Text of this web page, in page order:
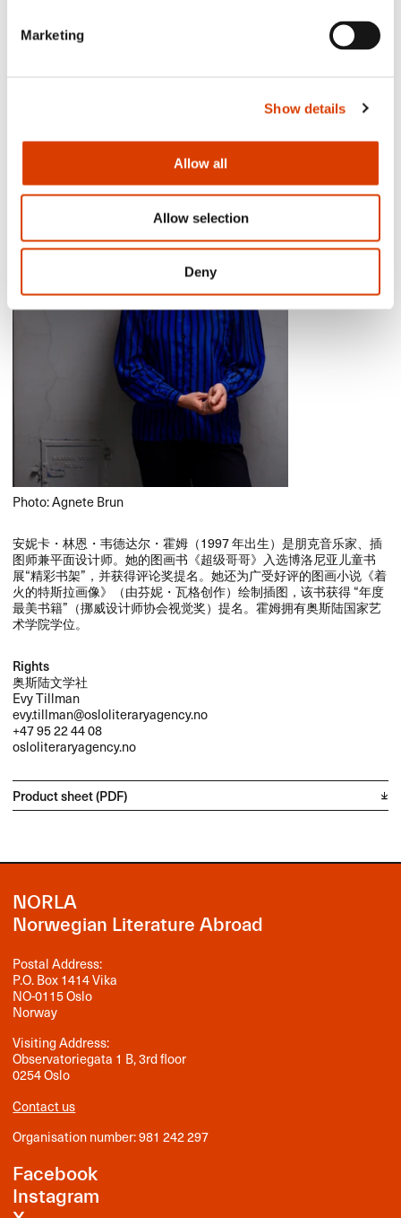
Marketing
Show details
Allow all
Allow selection
Deny
​“复仇的滋味在安妮卡・林恩・韦德达尔・
霍姆迷人的漫画中尽显。​”​
Photo: Agnete Brun
​安妮卡・林恩・韦德达尔・霍姆​（​1997 ​年出生）​是朋克音乐家、​插
图师兼平面设计师。​她的图画书​《超级哥哥》​入选博洛尼亚儿童书
展“精彩书架”，​并获得评论奖提名。​她还为广受好评的图画小说​《着
火的特斯拉画像》​（由芬妮・瓦格创作）​绘制插图，​该书获得 ​“年度
最美书籍”​（挪威设计师协会视觉奖）​提名。​霍姆拥有奥斯陆国家艺
术学院学位。​​
Rights
奥斯陆文学社
Evy Tillman
evy.tillman@osloliteraryagency.no
+47 95 22 44 08
osloliteraryagency.no
Product sheet (PDF)
NORLA
Norwegian Literature Abroad
Postal Address:
P.O. Box 1414 Vika
NO-0115 Oslo
Norway
Visiting Address:
Observatoriegata 1 B, 3rd floor
0254 Oslo
Contact us
Organisation number: 981 242 297
Facebook
Instagram